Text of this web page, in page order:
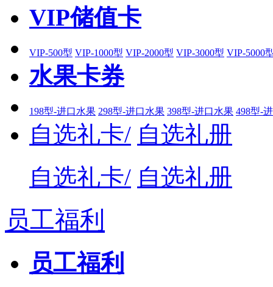
VIP储值卡
VIP-500型 VIP-1000型 VIP-2000型 VIP-3000型 VIP-5000
水果卡券
198型-进口水果 298型-进口水果 398型-进口水果 498型-
自选礼卡/ 自选礼册
自选礼卡/ 自选礼册
员工福利
员工福利